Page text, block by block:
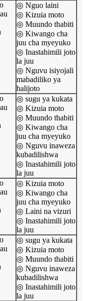
◎ Nguo laini
◎ Kizuia moto
◎ Muundo thabiti
◎ Kiwango cha
juu cha myeyuko
◎ Inastahimili joto
la juu
◎ Nguvu isiyojali
mabadiliko ya
halijoto
◎ sugu ya kukata
◎ Kizuia moto
◎ Muundo thabiti
◎ Kiwango cha
juu cha myeyuko
◎ Nguvu inaweza
kubadilishwa
◎ Inastahimili joto
la juu
◎ Kizuia moto
◎ Kiwango cha
juu cha myeyuko
◎ Laini na vizuri
◎ Inastahimili joto
la juu
◎ sugu ya kukata
◎ Kizuia moto
◎ Muundo thabiti
◎ Nguvu inaweza
kubadilishwa
◎ Inastahimili joto
la juu